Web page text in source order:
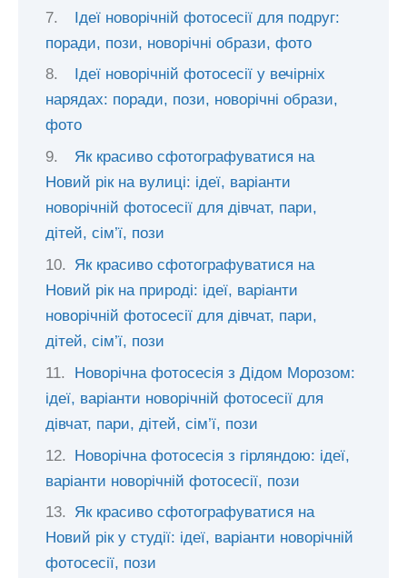
Ідеї новорічній фотосесії для подруг:
поради, пози, новорічні образи, фото
Ідеї новорічній фотосесії у вечірніх
нарядах: поради, пози, новорічні образи,
фото
Як красиво сфотографуватися на
Новий рік на вулиці: ідеї, варіанти
новорічній фотосесії для дівчат, пари,
дітей, сім’ї, пози
Як красиво сфотографуватися на
Новий рік на природі: ідеї, варіанти
новорічній фотосесії для дівчат, пари,
дітей, сім’ї, пози
Новорічна фотосесія з Дідом Морозом:
ідеї, варіанти новорічній фотосесії для
дівчат, пари, дітей, сім’ї, пози
Новорічна фотосесія з гірляндою: ідеї,
варіанти новорічній фотосесії, пози
Як красиво сфотографуватися на
Новий рік у студії: ідеї, варіанти новорічній
фотосесії, пози